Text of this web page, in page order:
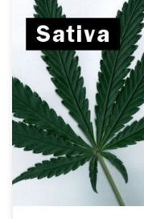
Niektóre z
odcisków linowych na
10.000 p.n.e., jak mówi
konopi do odzieży,
trzymali sztukę
nauczyli się tego w
sekret dzięki chińskim